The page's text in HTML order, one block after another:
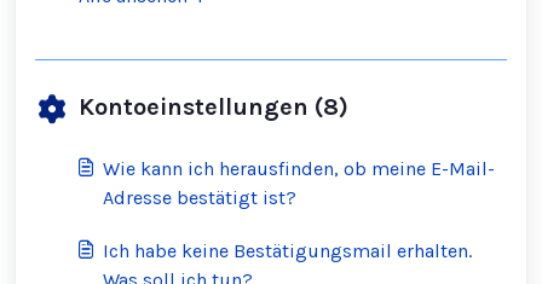
Kontoeinstellungen (8)
Wie kann ich herausfinden, ob meine E-Mail-
Adresse bestätigt ist?
Ich habe keine Bestätigungsmail erhalten.
Was soll ich tun?